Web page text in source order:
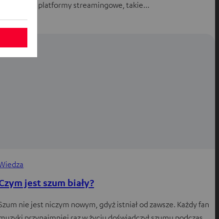
ray. Jednak platformy streamingowe, takie…
jest szum biały?
nie jest niczym nowym, gdyż istniał od zawsze. Każdy fan